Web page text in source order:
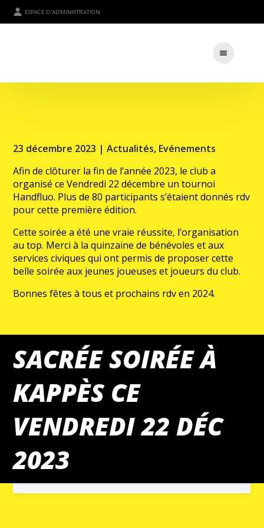
ESPACE D'ADMINISTRATION
SACRÉE SOIRÉE À
KAPPÈS CE
VENDREDI 22 DÉC
2023
23 décembre 2023 |Actualités, Evénements
Afin de clôturer la fin de l’année 2023, le club a
organisé ce Vendredi 22 décembre un tournoi
Handfluo. Plus de 80 participants s’étaient donnés rdv
pour cette première édition.
Cette soirée a été une vraie réussite, l’organisation
au top. Merci à la quinzaine de bénévoles et aux
services civiques qui ont permis de proposer cette
belle soirée aux jeunes joueuses et joueurs du club.
Bonnes fêtes à tous et prochains rdv en 2024.
MATCHS DU WEEK-END